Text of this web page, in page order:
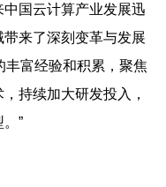
国云计算产业发展迅
来了深刻变革与发展
富经验和积累，聚焦
持续加大研发投入，
”